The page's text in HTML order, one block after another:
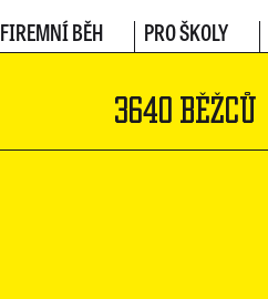
FIREMNÍ BĚH PRO ŠKOLY
3640 BĚŽCŮ